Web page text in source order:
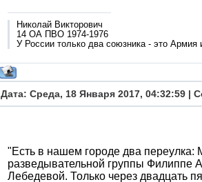
Николай Викторович
14 ОА ПВО 1974-1976
У России только два союзника - это Армия
Дата: Среда, 18 Января 2017, 04:32:59 |
"Есть в нашем городе два
разведывательной группы Филиппе
Лебедевой. Только через двадцать